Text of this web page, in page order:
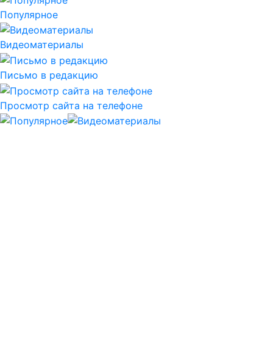
Популярное
Видеоматериалы
Письмо в редакцию
Просмотр сайта на телефоне